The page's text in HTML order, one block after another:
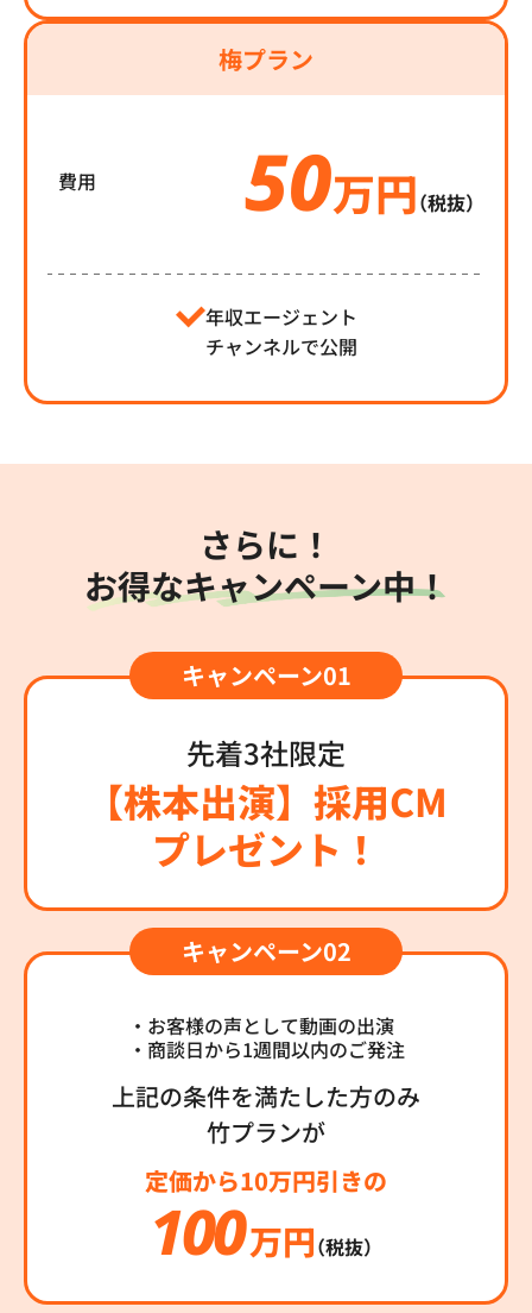
梅プラン
費用 50万円（税抜）
年収エージェント
チャンネルで公開
さらに！
お得なキャンペーン中！
先着3社限定
【株本出演】採用CM
プレゼント！
・お客様の声として動画の出演
・商談日から1週間以内のご発注
上記の条件を満たした方のみ
竹プランが
定価から10万円引きの
100万円（税抜）